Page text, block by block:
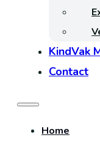
KindVak
Contact
Home